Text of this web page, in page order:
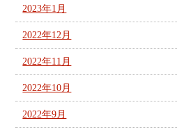
2023年1月
2022年12月
2022年11月
2022年10月
2022年9月